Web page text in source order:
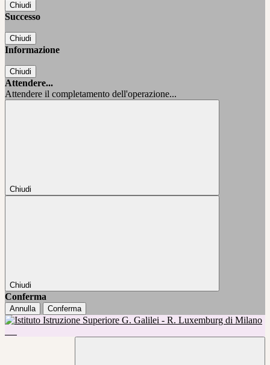
Chiudi
Successo
Chiudi
Informazione
Chiudi
Attendere...
Attendere il completamento dell'operazione...
Chiudi
Chiudi
Conferma
Annulla Conferma